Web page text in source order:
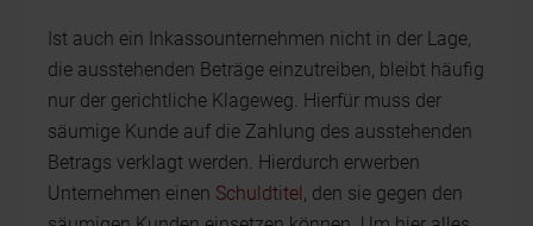
Ist auch ein Inkassounternehmen nicht in der Lage,
die ausstehenden Beträge einzutreiben, bleibt häufig
nur der gerichtliche Klageweg. Hierfür muss der
säumige Kunde auf die Zahlung des ausstehenden
Betrags verklagt werden. Hierdurch erwerben
Unternehmen einen Schuldtitel , den sie gegen den